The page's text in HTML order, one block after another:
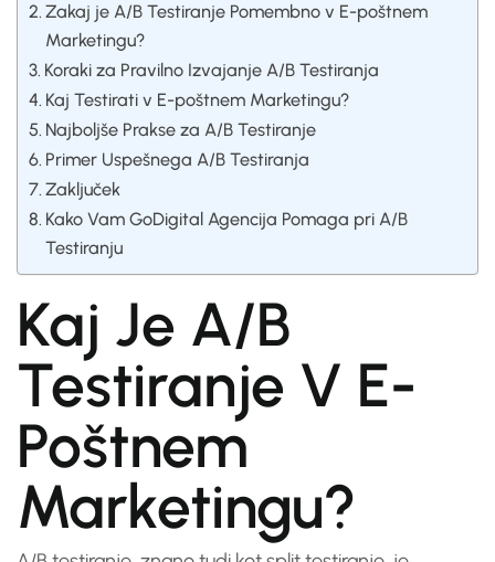
Zakaj je A/B Testiranje Pomembno v E-poštnem
Marketingu?
Koraki za Pravilno Izvajanje A/B Testiranja
Kaj Testirati v E-poštnem Marketingu?
Najboljše Prakse za A/B Testiranje
Primer Uspešnega A/B Testiranja
Zaključek
Kako Vam GoDigital Agencija Pomaga pri A/B
Testiranju
Kaj Je A/B
Testiranje V E-
Poštnem
Marketingu?